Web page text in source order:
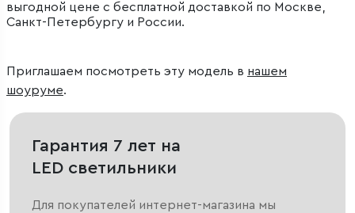
выгодной цене с бесплатной доставкой по Москве,
Санкт-Петербургу и России.
Приглашаем посмотреть эту модель в нашем
шоуруме.
Гарантия 7 лет на
LED светильники
Для покупателей интернет-магазина мы